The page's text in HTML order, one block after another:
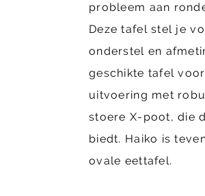
probleem aan
Deze tafel stel je
onderstel en
geschikte tafel
uitvoering met
stoere X-poot, die
biedt. Haiko is
ovale eettafel.